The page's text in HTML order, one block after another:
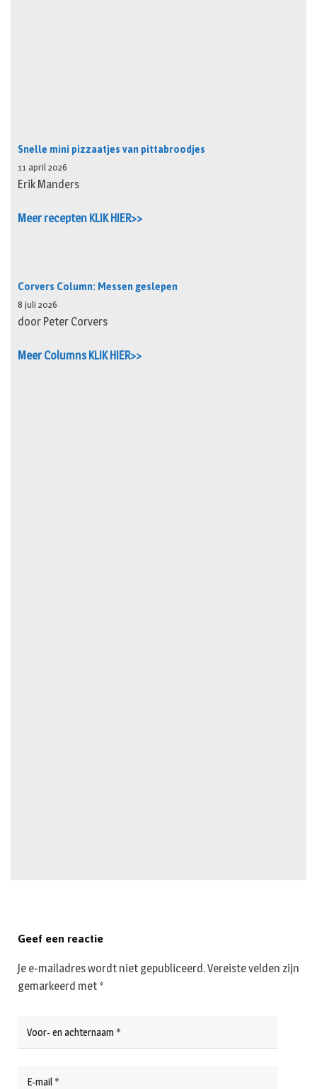
Snelle mini pizzaatjes van pittabroodjes
11 april 2026
Erik Manders
Meer recepten KLIK HIER>>
Corvers Column: Messen geslepen
8 juli 2026
door Peter Corvers
Meer Columns KLIK HIER>>
Geef een reactie
Je e-mailadres wordt niet gepubliceerd.Vereiste velden zijn
gemarkeerd met *